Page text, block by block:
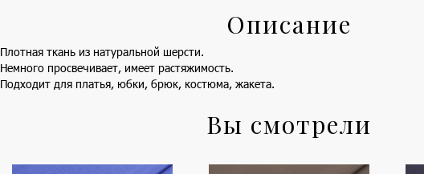
Описание
Плотная ткань из натуральной шерсти.
Немного просвечивает, имеет растяжимость.
Подходит для платья, юбки, брюк, костюма, жакета.
Вы смотрели